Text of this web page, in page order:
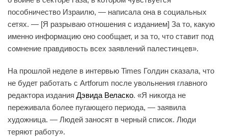
пособничество Израилю, — написала она в социальных
сетях. — [Я разрываю отношения с изданием] За то, какую
именно информацию оно сообщает, и за то, что ставит под
сомнение правдивость всех заявлений палестинцев».
На прошлой неделе в интервью Times Голдин сказала, что
не будет работать с Artforum после увольнения главного
редактора издания Дэвида Веласко. «Я никогда не
переживала более пугающего периода, — заявила
художница. — Людей заносят в черный список. Люди
теряют работу».